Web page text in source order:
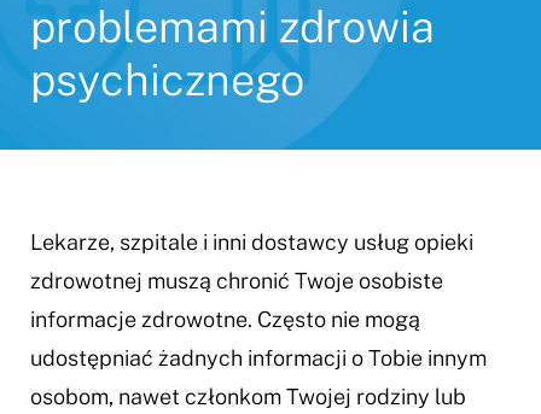
problemami zdrowia
psychicznego
Lekarze, szpitale i inni dostawcy usług opieki
zdrowotnej muszą chronić Twoje osobiste
informacje zdrowotne. Często nie mogą
udostępniać żadnych informacji o Tobie innym
osobom, nawet członkom Twojej rodziny lub